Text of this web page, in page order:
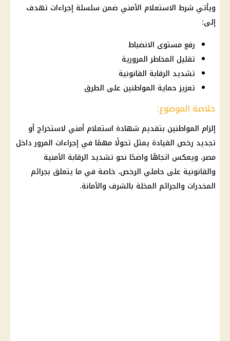
ويأتي شرط الاستعلام الأمني ضمن سلسلة إجراءات تهدف
إلى:
رفع مستوى الانضباط
تقليل المخاطر المرورية
تشديد الرقابة القانونية
تعزيز حماية المواطنين على الطرق
خلاصة الموضوع:
إلزام المواطنين بتقديم شهادة استعلام أمني لاستخراج أو
تجديد رخص القيادة يمثل تحولًا مهمًا في إجراءات المرورداخل
مصر، ويعكس اتجاهًا واضحًا نحو تشديد الرقابة الأمنية
والقانونية على حاملي الرخص، خاصة في ما يتعلق بجرائم
المخدرات والجرائم المخلة بالشرف والأمانة.